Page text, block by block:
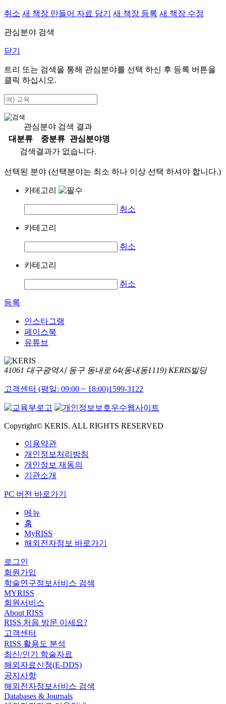
취소 새 책장 만들어 자료 담기 새 책장 등록 새 책장 수정
관심분야 검색
닫기
트리 또는 검색을 통해 관심분야를 선택 하신 후 등록 버튼을
클릭 하십시오.
관심분야 검색 결과
대분류
중분류
관심분야명
검색결과가 없습니다.
선택된 분야 (선택분야는 최소 하나 이상 선택 하셔야 합니다.)
카테고리
취소
카테고리
취소
카테고리
취소
등록
인스타그램
페이스북
유튜브
41061 대구광역시 동구 동내로 64(동내동1119) KERIS빌딩
고객센터 (평일: 09:00 ~ 18:00)1599-3122
Copyright© KERIS. ALL RIGHTS RESERVED
이용약관
개인정보처리방침
개인정보 재동의
기관소개
PC 버전 바로가기
메뉴
홈
MyRISS
해외전자정보 바로가기
로그인
회원가입
학술연구정보서비스 검색
MYRISS
회원서비스
About RISS
RISS 처음 방문 이세요?
고객센터
RISS 활용도 분석
최신/인기 학술자료
해외자료신청(E-DDS)
공지사항
해외전자정보서비스 검색
Databases & Journals